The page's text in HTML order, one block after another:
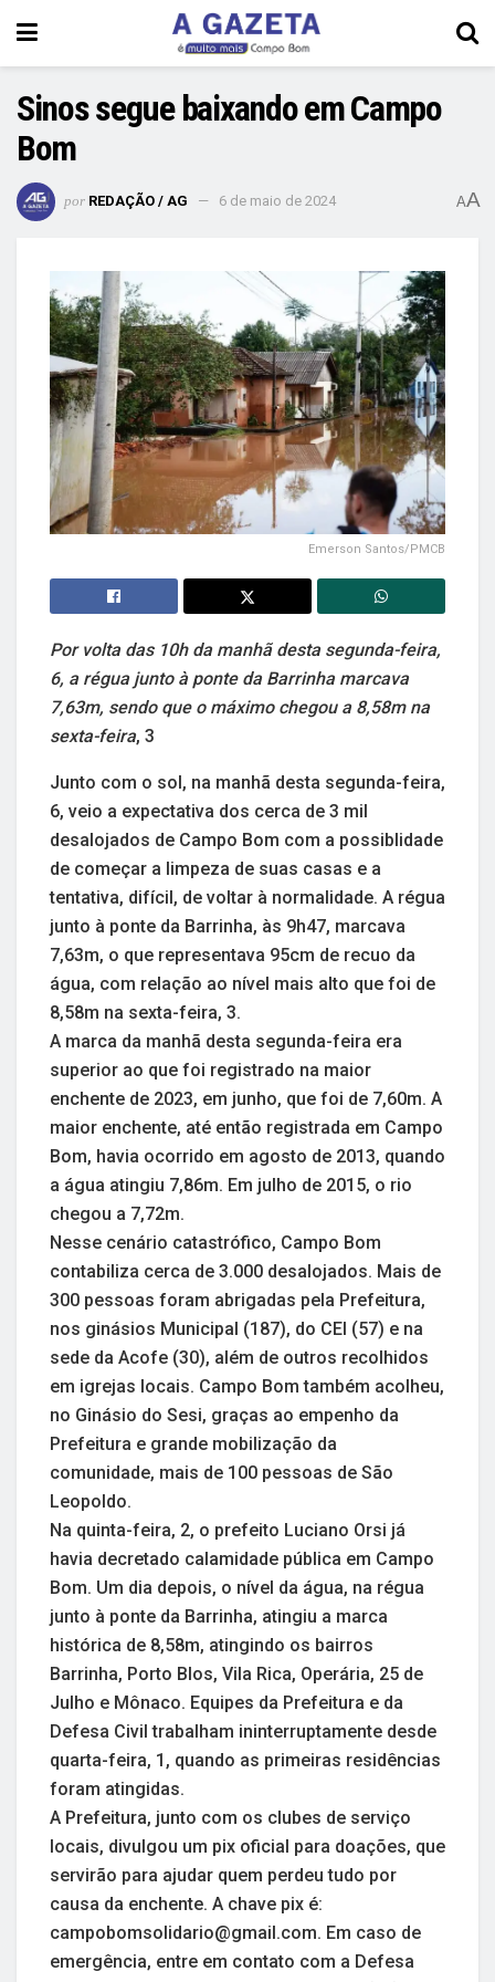
Sinos segue baixando em Campo
Bom
por REDAÇÃO / AG 6 de maio de 2024 AA
Emerson Santos/PMCB
Por volta das 10h da manhã desta segunda-feira,
6, a régua junto à ponte da Barrinha marcava
7,63m, sendo que o máximo chegou a 8,58m na
sexta-feira, 3
Junto com o sol, na manhã desta segunda-feira,
6, veio a expectativa dos cerca de 3 mil
desalojados de Campo Bom com a possiblidade
de começar a limpeza de suas casas e a
tentativa, difícil, de voltar à normalidade. A régua
junto à ponte da Barrinha, às 9h47, marcava
7,63m, o que representava 95cm de recuo da
água, com relação ao nível mais alto que foi de
8,58m na sexta-feira, 3.
A marca da manhã desta segunda-feira era
superior ao que foi registrado na maior
enchente de 2023, em junho, que foi de 7,60m. A
maior enchente, até então registrada em Campo
Bom, havia ocorrido em agosto de 2013, quando
a água atingiu 7,86m. Em julho de 2015, o rio
chegou a 7,72m.
Nesse cenário catastrófico, Campo Bom
contabiliza cerca de 3.000 desalojados. Mais de
300 pessoas foram abrigadas pela Prefeitura,
nos ginásios Municipal (187), do CEI (57) e na
sede da Acofe (30), além de outros recolhidos
em igrejas locais. Campo Bom também acolheu,
no Ginásio do Sesi, graças ao empenho da
Prefeitura e grande mobilização da
comunidade, mais de 100 pessoas de São
Leopoldo.
Na quinta-feira, 2, o prefeito Luciano Orsi já
havia decretado calamidade pública em Campo
Bom. Um dia depois, o nível da água, na régua
junto à ponte da Barrinha, atingiu a marca
histórica de 8,58m, atingindo os bairros
Barrinha, Porto Blos, Vila Rica, Operária, 25 de
Julho e Mônaco. Equipes da Prefeitura e da
Defesa Civil trabalham ininterruptamente desde
quarta-feira, 1, quando as primeiras residências
foram atingidas.
A Prefeitura, junto com os clubes de serviço
locais, divulgou um pix oficial para doações, que
servirão para ajudar quem perdeu tudo por
causa da enchente. A chave pix é:
campobomsolidario@gmail.com. Em caso de
emergência, entre em contato com a Defesa